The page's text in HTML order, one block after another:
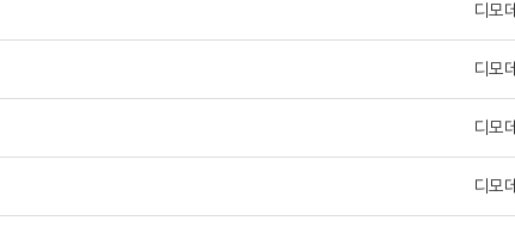
디모데
디모데
디모데
디모데